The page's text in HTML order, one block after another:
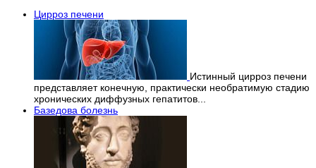
Цирроз печени
Истинный цирроз печени
представляет конечную, практически необратимую стадию
хронических диффузных гепатитов...
Базедова болезнь